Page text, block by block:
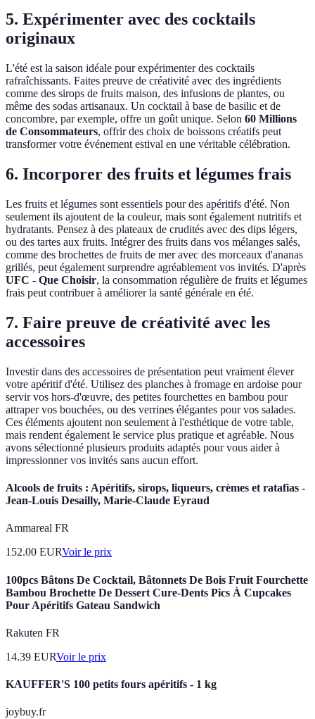
5. Expérimenter avec des cocktails
originaux
L'été est la saison idéale pour expérimenter des cocktails
rafraîchissants. Faites preuve de créativité avec des ingrédients
comme des sirops de fruits maison, des infusions de plantes, ou
même des sodas artisanaux. Un cocktail à base de basilic et de
concombre, par exemple, offre un goût unique. Selon 60 Millions
de Consommateurs, offrir des choix de boissons créatifs peut
transformer votre événement estival en une véritable célébration.
6. Incorporer des fruits et légumes frais
Les fruits et légumes sont essentiels pour des apéritifs d'été. Non
seulement ils ajoutent de la couleur, mais sont également nutritifs et
hydratants. Pensez à des plateaux de crudités avec des dips légers,
ou des tartes aux fruits. Intégrer des fruits dans vos mélanges salés,
comme des brochettes de fruits de mer avec des morceaux d'ananas
grillés, peut également surprendre agréablement vos invités. D'après
UFC - Que Choisir, la consommation régulière de fruits et légumes
frais peut contribuer à améliorer la santé générale en été.
7. Faire preuve de créativité avec les
accessoires
Investir dans des accessoires de présentation peut vraiment élever
votre apéritif d'été. Utilisez des planches à fromage en ardoise pour
servir vos hors-d'œuvre, des petites fourchettes en bambou pour
attraper vos bouchées, ou des verrines élégantes pour vos salades.
Ces éléments ajoutent non seulement à l'esthétique de votre table,
mais rendent également le service plus pratique et agréable. Nous
avons sélectionné plusieurs produits adaptés pour vous aider à
impressionner vos invités sans aucun effort.
Alcools de fruits : Apéritifs, sirops, liqueurs, crèmes et ratafias -
Jean-Louis Desailly, Marie-Claude Eyraud
Ammareal FR
152.00 EURVoir le prix
100pcs Bâtons De Cocktail, Bâtonnets De Bois Fruit Fourchette
Bambou Brochette De Dessert Cure-Dents Pics À Cupcakes
Pour Apéritifs Gateau Sandwich
Rakuten FR
14.39 EURVoir le prix
KAUFFER'S 100 petits fours apéritifs - 1 kg
joybuy.fr